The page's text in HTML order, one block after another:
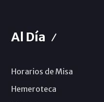
Al Día
Horarios de Misa
Hemeroteca